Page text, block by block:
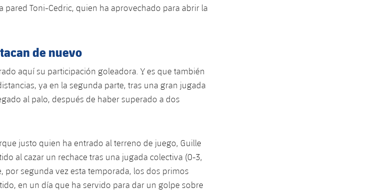
pared Toni-Cedric, quien ha aprovechado para abrir la
de nuevo
aquí su participación goleadora. Y es que también
ya en la segunda parte, tras una gran jugada
al palo, después de haber superado a dos
justo quien ha entrado al terreno de juego, Guille
al cazar un rechace tras una jugada colectiva (0-3,
por segunda vez esta temporada, los dos primos
en un día que ha servido para dar un golpe sobre